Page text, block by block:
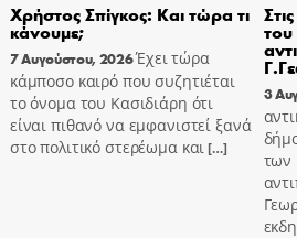
Χρήστος Σπίγκος: Και τώρα τι
κάνουμε;
7 Αυγούστου, 2026Έχει τώρα
κάμποσο καιρό που συζητιέται
το όνομα του Κασιδιάρη ότι
είναι πιθανό να εμφανιστεί ξανά
στο πολιτικό στερέωμα και […]
3
των